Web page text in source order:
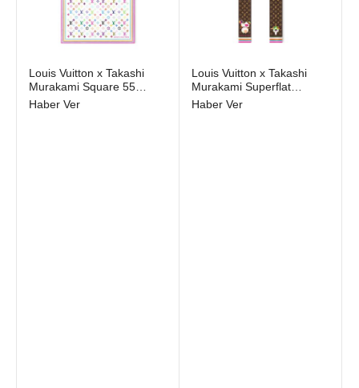
Stokta yok
Louis Vuitton x Takashi
Murakami Square 55
White Multicolored
Haber Ver
Stokta yok
Louis Vuitton x Takashi
Murakami Superflat
Character Bandeau Brown
Haber Ver